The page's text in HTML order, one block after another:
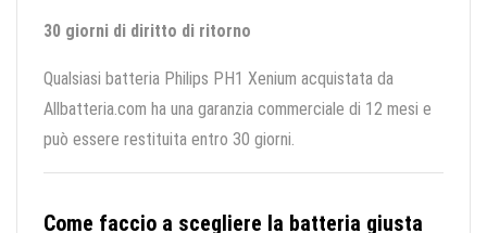
30 giorni di diritto di ritorno
Qualsiasi batteria Philips PH1 Xenium acquistata da
Allbatteria.com ha una garanzia commerciale di 12 mesi e
può essere restituita entro 30 giorni.
Come faccio a scegliere la batteria giusta